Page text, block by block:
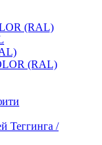
(RAL)
(RAL)
Теггинга /